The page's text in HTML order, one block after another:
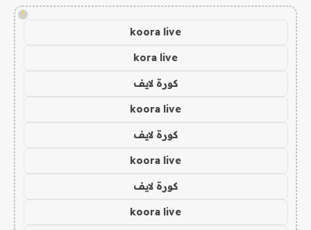
!
koora live
kora live
كورة لايف
koora live
كورة لايف
koora live
كورة لايف
koora live